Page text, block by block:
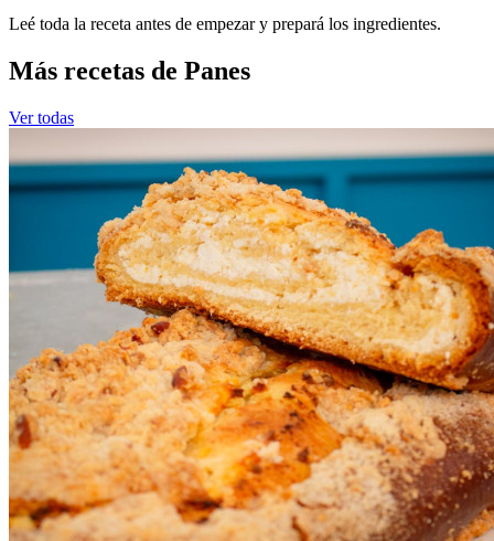
Leé toda la receta antes de empezar y prepará los ingredientes.
Más recetas de Panes
Ver todas